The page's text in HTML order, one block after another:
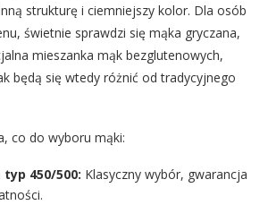
strukturę i ciemniejszy kolor. Dla osób
świetnie sprawdzi się mąka gryczana,
mieszanka mąk bezglutenowych,
będą się wtedy różnić od tradycyjnego
co do wyboru mąki:
450/500: Klasyczny wybór, gwarancja